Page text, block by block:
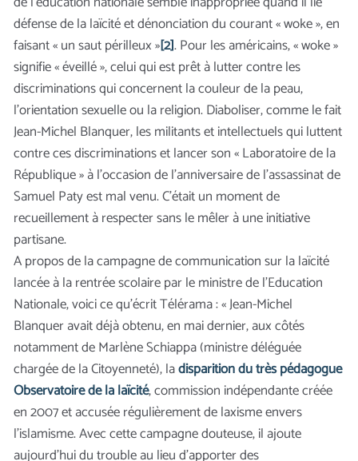
défense de la laïcité et dénonciation du courant « woke », en
faisant « un saut périlleux »[2]. Pour les américains, « woke »
signifie « éveillé », celui qui est prêt à lutter contre les
discriminations qui concernent la couleur de la peau,
l’orientation sexuelle ou la religion. Diaboliser, comme le fait
Jean-Michel Blanquer, les militants et intellectuels qui luttent
contre ces discriminations et lancer son « Laboratoire de la
République » à l’occasion de l’anniversaire de l’assassinat de
Samuel Paty est mal venu. C’était un moment de
recueillement à respecter sans le mêler à une initiative
partisane.
A propos de la campagne de communication sur la laïcité
lancée à la rentrée scolaire par le ministre de l’Education
Nationale, voici ce qu’écrit Télérama : « Jean-Michel
Blanquer avait déjà obtenu, en mai dernier, aux côtés
notamment de Marlène Schiappa (ministre déléguée
chargée de la Citoyenneté), ladisparition du très pédagogue
Observatoire de la laïcité, commission indépendante créée
en 2007 et accusée régulièrement de laxisme envers
l’islamisme. Avec cette campagne douteuse, il ajoute
aujourd’hui du trouble au lieu d’apporter des